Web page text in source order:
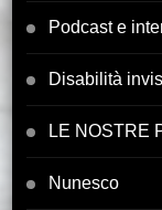
Podcast e
Disabilità
LE NOSTRE
Nunesco